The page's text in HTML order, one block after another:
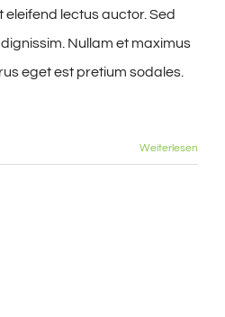
lectus auctor. Sed
Nullam et maximus
eget est pretium sodales.
Weiterlesen